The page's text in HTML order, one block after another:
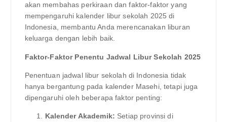
akan membahas perkiraan dan faktor-faktor yang
mempengaruhi kalender libur sekolah 2025 di
Indonesia, membantu Anda merencanakan liburan
keluarga dengan lebih baik.
Faktor-Faktor Penentu Jadwal Libur Sekolah 2025
Penentuan jadwal libur sekolah di Indonesia tidak
hanya bergantung pada kalender Masehi, tetapi juga
dipengaruhi oleh beberapa faktor penting:
Kalender Akademik: Setiap provinsi di